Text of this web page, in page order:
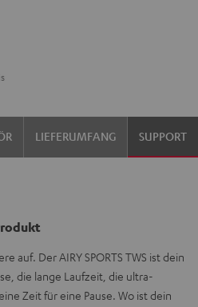
LIEFERUMFANG SUPPORT
auf. Der AIRY SPORTS TWS ist dein
die lange Laufzeit, die ultra-
Zeit für eine Pause. Wo ist dein